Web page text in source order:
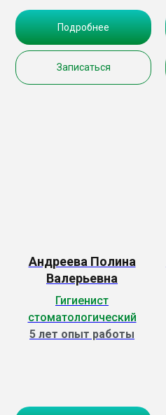
Подробнее
Записаться
Андреева Полина
Валерьевна
Гигиенист
стоматологический
5 лет опыт работы